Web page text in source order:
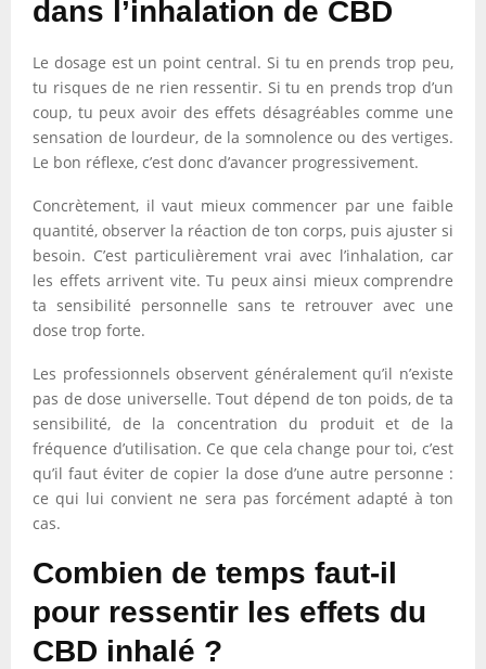
dans l’inhalation de CBD
Le dosage est un point central. Si tu en prends trop peu,
tu risques de ne rien ressentir. Si tu en prends trop d’un
coup, tu peux avoir des effets désagréables comme une
sensation de lourdeur, de la somnolence ou des vertiges.
Le bon réflexe, c’est donc d’avancer progressivement.
Concrètement, il vaut mieux commencer par une faible
quantité, observer la réaction de ton corps, puis ajuster si
besoin. C’est particulièrement vrai avec l’inhalation, car
les effets arrivent vite. Tu peux ainsi mieux comprendre
ta sensibilité personnelle sans te retrouver avec une
dose trop forte.
Les professionnels observent généralement qu’il n’existe
pas de dose universelle. Tout dépend de ton poids, de ta
sensibilité, de la concentration du produit et de la
fréquence d’utilisation. Ce que cela change pour toi, c’est
qu’il faut éviter de copier la dose d’une autre personne :
ce qui lui convient ne sera pas forcément adapté à ton
cas.
Combien de temps faut-il
pour ressentir les effets du
CBD inhalé ?